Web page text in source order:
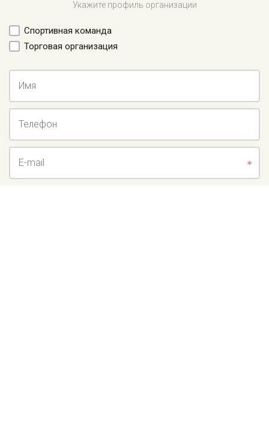
Укажите профиль организации
Спортивная команда
Торговая организация
Имя
Телефон
E-mail